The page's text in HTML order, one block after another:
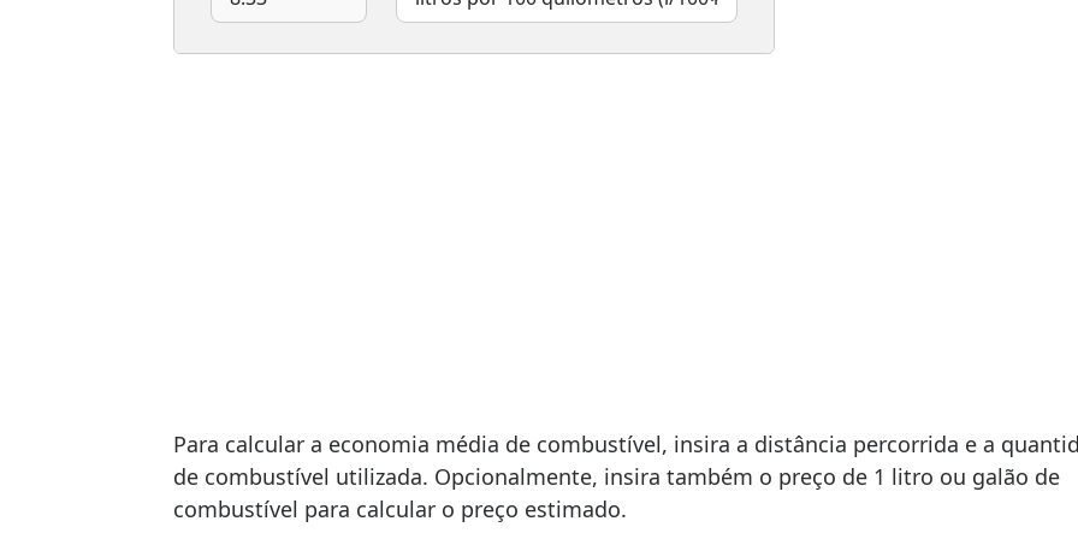
Para calcular a economia média de combustível, insira a distância percorrida e a
de combustível utilizada. Opcionalmente, insira também o preço de 1 litro ou galão de
combustível para calcular o preço estimado.